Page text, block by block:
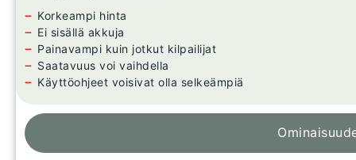
− Korkeampi hinta
− Ei sisällä akkuja
− Painavampi kuin jotkut kilpailijat
− Saatavuus voi vaihdella
− Käyttöohjeet voisivat olla selkeämpiä